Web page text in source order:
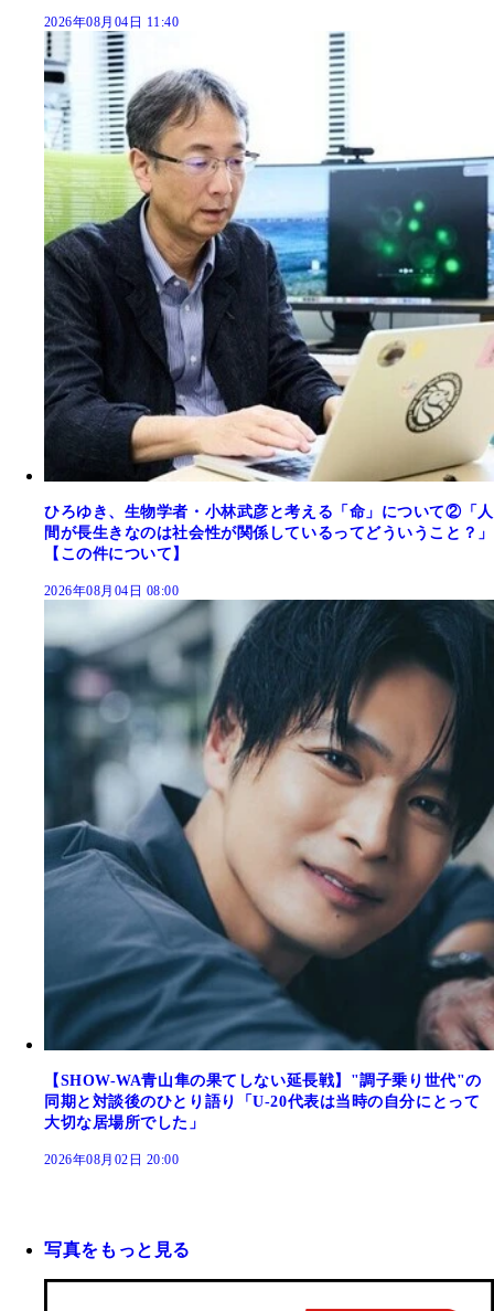
2026年08月04日 11:40
ひろゆき、生物学者・小林武彦と考える「命」について②「人
間が長生きなのは社会性が関係しているってどういうこと？」
【この件について】
2026年08月04日 08:00
【SHOW-WA青山隼の果てしない延長戦】"調子乗り世代"の
同期と対談後のひとり語り「U-20代表は当時の自分にとって
大切な居場所でした」
2026年08月02日 20:00
写真をもっと見る